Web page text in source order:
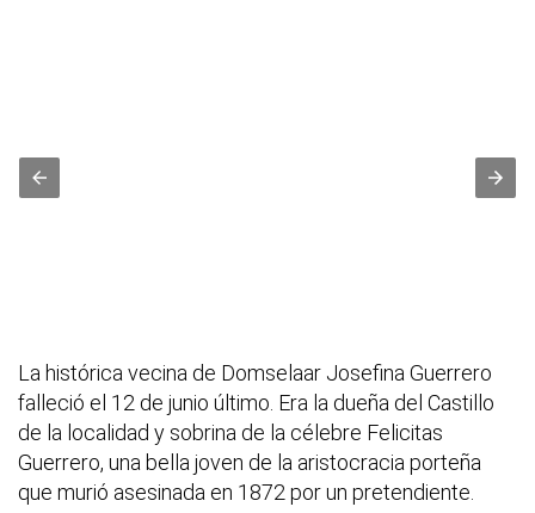
La histórica vecina de Domselaar Josefina Guerrero
falleció el 12 de junio último. Era la dueña del Castillo
de la localidad y sobrina de la célebre Felicitas
Guerrero, una bella joven de la aristocracia porteña
que murió asesinada en 1872 por un pretendiente.